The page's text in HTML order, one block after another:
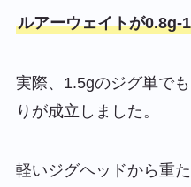
ルアーウェイトが0.8g-
実際、1.5gのジグ単で
りが成立しました。
軽いジグヘッドから重